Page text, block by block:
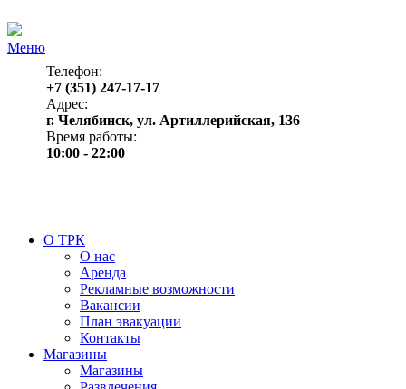
Меню
Телефон:
+7 (351) 247-17-17
Адрес:
г. Челябинск, ул. Артиллерийская, 136
Время работы:
10:00 - 22:00
О ТРК
О нас
Аренда
Рекламные возможности
Вакансии
План эвакуации
Контакты
Магазины
Магазины